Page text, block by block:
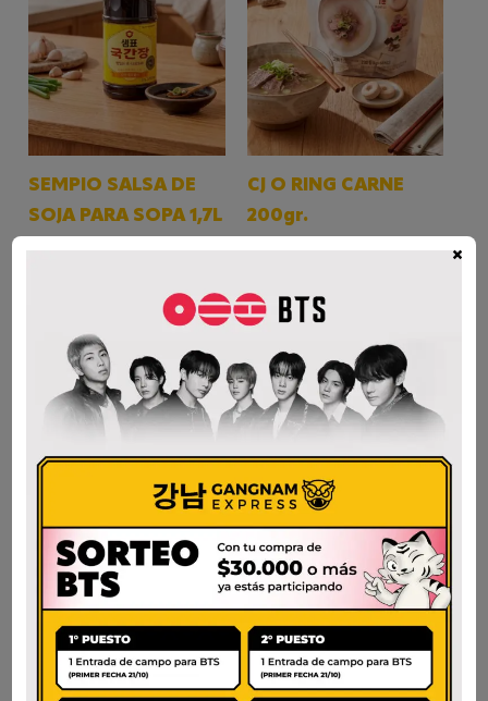
SEMPIO SALSA DE
SOJA PARA SOPA 1,7L
$17.000
AÑADIR AL CARRITO
CJ O RING CARNE
200gr.
$29.000
BIBIGO CJ
CJ SAL MARINA
×